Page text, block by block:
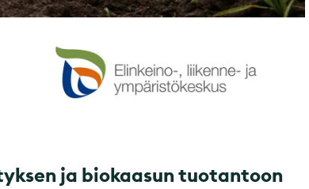
ja biokaasun tuotantoon